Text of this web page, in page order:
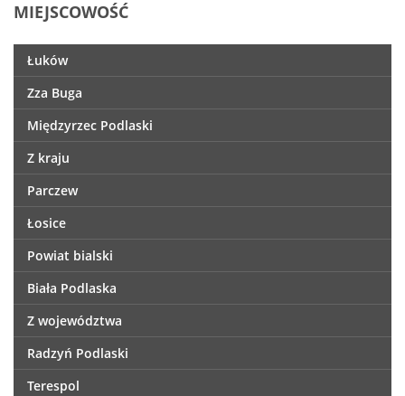
MIEJSCOWOŚĆ
Łuków
Zza Buga
Międzyrzec Podlaski
Z kraju
Parczew
Łosice
Powiat bialski
Biała Podlaska
Z województwa
Radzyń Podlaski
Terespol